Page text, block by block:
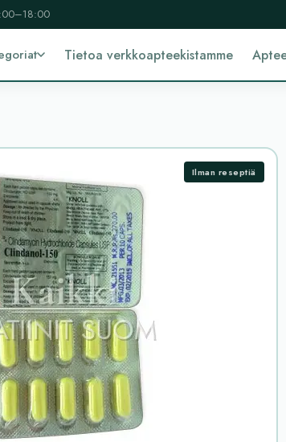
Tietoa verkkoapteekistamme
Ilman reseptiä